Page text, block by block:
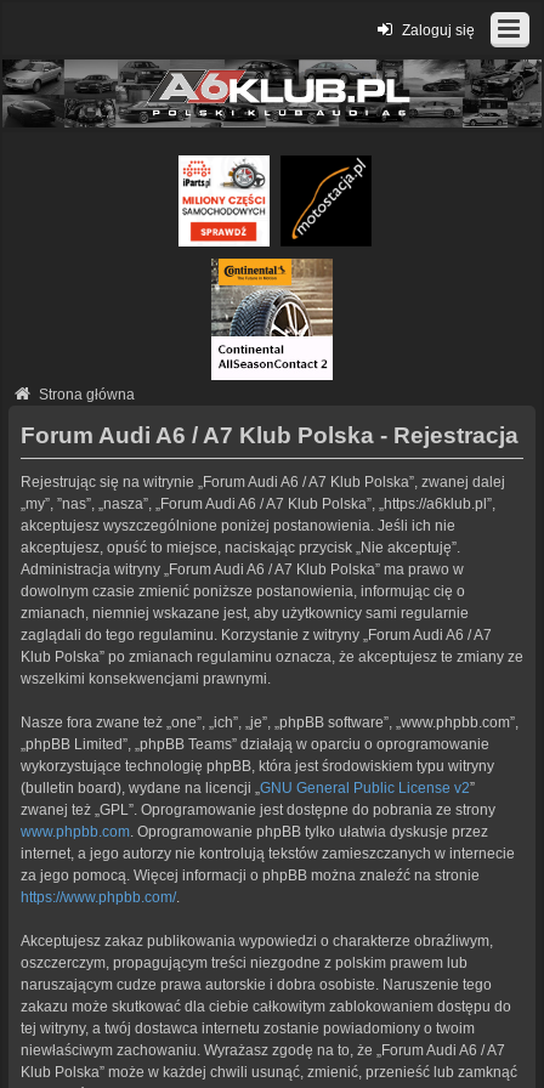
Zaloguj się
Strona główna
Forum Audi A6 / A7 Klub Polska - Rejestracja
Rejestrując się na witrynie „Forum Audi A6 / A7 Klub Polska”, zwanej dalej
„my”, ”nas”, „nasza”, „Forum Audi A6 / A7 Klub Polska”, „https://a6klub.pl”,
akceptujesz wyszczególnione poniżej postanowienia. Jeśli ich nie
akceptujesz, opuść to miejsce, naciskając przycisk „Nie akceptuję”.
Administracja witryny „Forum Audi A6 / A7 Klub Polska” ma prawo w
dowolnym czasie zmienić poniższe postanowienia, informując cię o
zmianach, niemniej wskazane jest, aby użytkownicy sami regularnie
zaglądali do tego regulaminu. Korzystanie z witryny „Forum Audi A6 / A7
Klub Polska” po zmianach regulaminu oznacza, że akceptujesz te zmiany ze
wszelkimi konsekwencjami prawnymi.
Nasze fora zwane też „one”, „ich”, „je”, „phpBB software”, „www.phpbb.com”,
„phpBB Limited”, „phpBB Teams” działają w oparciu o oprogramowanie
wykorzystujące technologię phpBB, która jest środowiskiem typu witryny
(bulletin board), wydane na licencji „ GNU General Public License v2”
zwanej też „GPL”. Oprogramowanie jest dostępne do pobrania ze strony
www.phpbb.com . Oprogramowanie phpBB tylko ułatwia dyskusje przez
internet, a jego autorzy nie kontrolują tekstów zamieszczanych w internecie
za jego pomocą. Więcej informacji o phpBB można znaleźć na stronie
https://www.phpbb.com/.
Akceptujesz zakaz publikowania wypowiedzi o charakterze obraźliwym,
oszczerczym, propagującym treści niezgodne z polskim prawem lub
naruszającym cudze prawa autorskie i dobra osobiste. Naruszenie tego
zakazu może skutkować dla ciebie całkowitym zablokowaniem dostępu do
tej witryny, a twój dostawca internetu zostanie powiadomiony o twoim
niewłaściwym zachowaniu. Wyrażasz zgodę na to, że „Forum Audi A6 / A7
Klub Polska” może w każdej chwili usunąć, zmienić, przenieść lub zamknąć